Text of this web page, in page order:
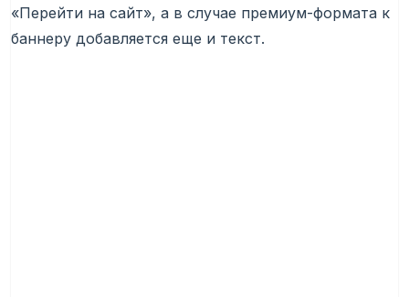
«Перейти на сайт», а в случае премиум-формата к
баннеру добавляется еще и текст.